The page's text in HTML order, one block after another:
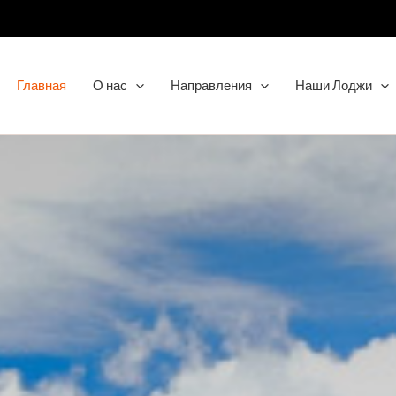
Главная
О нас Направления Наши Лоджи